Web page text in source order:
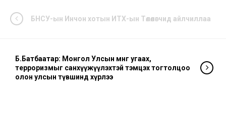
БНСУ-ын Инчон хотын ИТХ-ын Төлөөлөгчид айлчиллаа
Б.Батбаатар: Монгол Улсын мөнгө угаах,
терроризмыг санхүүжүүлэхтэй тэмцэх тогтолцоо
олон улсын түвшинд хүрлээ